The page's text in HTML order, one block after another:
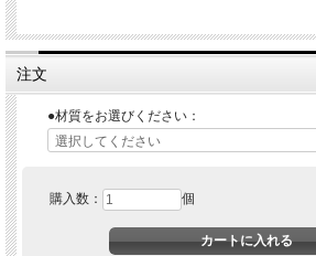
注文
●材質をお選びください：
購入数： 個